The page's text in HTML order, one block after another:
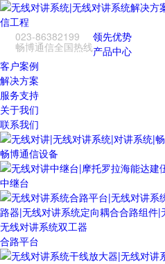
023-86382199
畅博通信全国热线
领先优势
产品中心
客户案例
解决方案
服务支持
关于我们
联系我们
畅博通信设备
中继台
合路平台